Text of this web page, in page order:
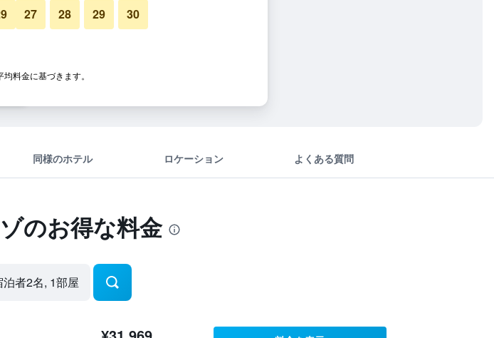
ノボテル ルガーノ パラディーゾの写真
同様のホテル ロケーション よくある質問
のお得な料金
泊者2名, 1​部屋
27 28 29 30
料金に基づきます。